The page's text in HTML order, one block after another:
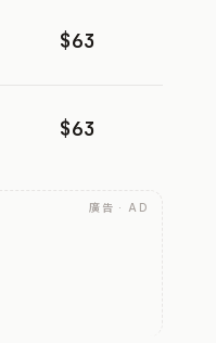
$63
$63
廣告 · AD